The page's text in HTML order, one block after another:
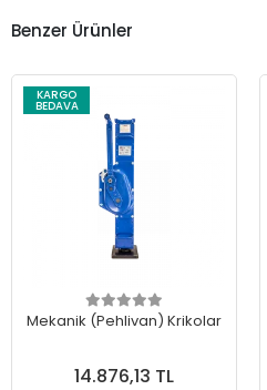
Benzer Ürünler
KARGO
BEDAVA
Mekanik (Pehlivan) Krikolar
14.876,13 TL